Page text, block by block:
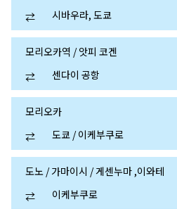
⇄
시바우라, 도쿄
모리오카역 / 앗피 코겐
⇄
센다이 공항
모리오카
⇄
도쿄 / 이케부쿠로
도노 / 가마이시 / 게센누마 ,이와테
⇄
이케부쿠로